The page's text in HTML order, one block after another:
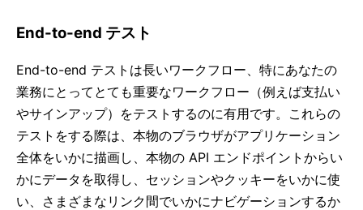
End-to-end テスト
End-to-end テストは長いワークフロー、特にあなたの
業務にとってとても重要なワークフロー（例えば支払い
やサインアップ）をテストするのに有用です。これらの
テストをする際は、本物のブラウザがアプリケーション
全体をいかに描画し、本物の API エンドポイントからい
かにデータを取得し、セッションやクッキーをいかに使
い、さまざまなリンク間でいかにナビゲーションするか